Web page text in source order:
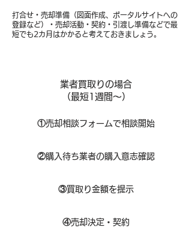
打合せ・売却準備（図面作成、ポータルサイトへの
登録など）・売却活動・契約・引渡し準備などで最
短でも2カ月はかかると考えておきましょう。
業者買取りの場合
（​最短1週間～）
①​売却相談フォームで相談開始
②購入待ち業者の購入意志確認
③買取り金額を提示
④売却決定・契約